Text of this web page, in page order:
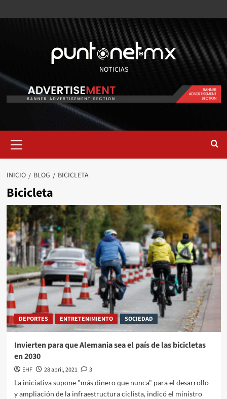
NOTICIAS
INICIO BLOG BICICLETA
Bicicleta
DEPORTES ENTRETENIMIENTO SOCIEDAD
Invierten para que Alemania sea el país de las bicicletas
en 2030
EHF 28 abril, 2021
3
La iniciativa supone "más dinero que nunca" para el desarrollo
y ampliación de la infraestructura ciclista, indicó el ministro